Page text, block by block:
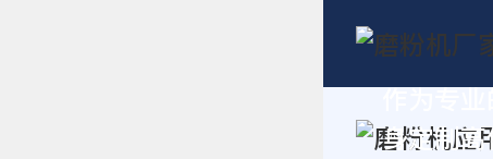
身定制高